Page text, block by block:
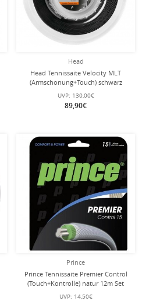
Head
Head Tennissaite Velocity MLT
(Armschonung+Touch) schwarz
200m Rolle
UVP: 130,00€
89,90€
Prince
Prince Tennissaite Premier Control
(Touch+Kontrolle) natur 12m Set
UVP: 14,50€